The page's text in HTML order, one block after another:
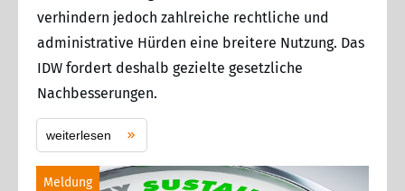
verhindern jedoch zahlreiche rechtliche und
administrative Hürden eine breitere Nutzung. Das
IDW fordert deshalb gezielte gesetzliche
Nachbesserungen.
weiterlesen
Meldung